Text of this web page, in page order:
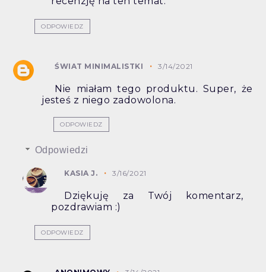
ODPOWIEDZ
ŚWIAT MINIMALISTKI 3/14/2021
Nie miałam tego produktu. Super, że
jesteś z niego zadowolona.
ODPOWIEDZ
Odpowiedzi
KASIA J. 3/16/2021
Dziękuję za Twój komentarz,
pozdrawiam :)
ODPOWIEDZ